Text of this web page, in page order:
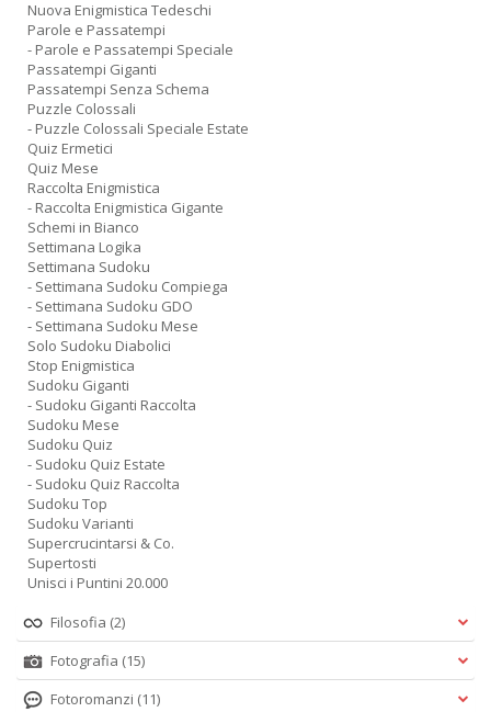
Nuova Enigmistica Tedeschi
Parole e Passatempi
- Parole e Passatempi Speciale
Passatempi Giganti
Passatempi Senza Schema
Puzzle Colossali
- Puzzle Colossali Speciale Estate
Quiz Ermetici
Quiz Mese
Raccolta Enigmistica
- Raccolta Enigmistica Gigante
Schemi in Bianco
Settimana Logika
Settimana Sudoku
- Settimana Sudoku Compiega
- Settimana Sudoku GDO
- Settimana Sudoku Mese
Solo Sudoku Diabolici
Stop Enigmistica
Sudoku Giganti
- Sudoku Giganti Raccolta
Sudoku Mese
Sudoku Quiz
- Sudoku Quiz Estate
- Sudoku Quiz Raccolta
Sudoku Top
Sudoku Varianti
Supercrucintarsi & Co.
Supertosti
Unisci i Puntini 20.000
Filosofia (2)
Fotografia (15)
Fotoromanzi (11)